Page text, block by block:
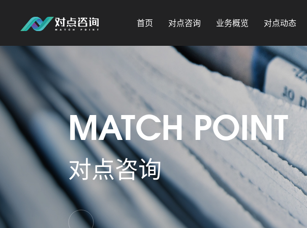
首页 对点咨询 业务概览 对点动态
MATCH POINT
对点咨询